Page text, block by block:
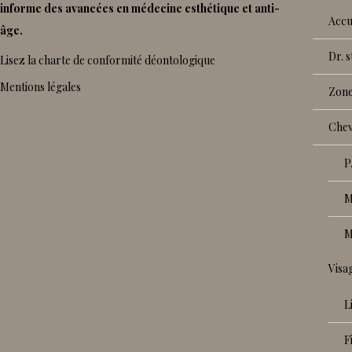
informe des avancées en médecine esthétique et anti-
âge.
Lisez la charte de conformité déontologique
Mentions légales
dr.